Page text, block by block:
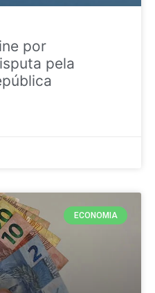
por
pela
ECONOMIA